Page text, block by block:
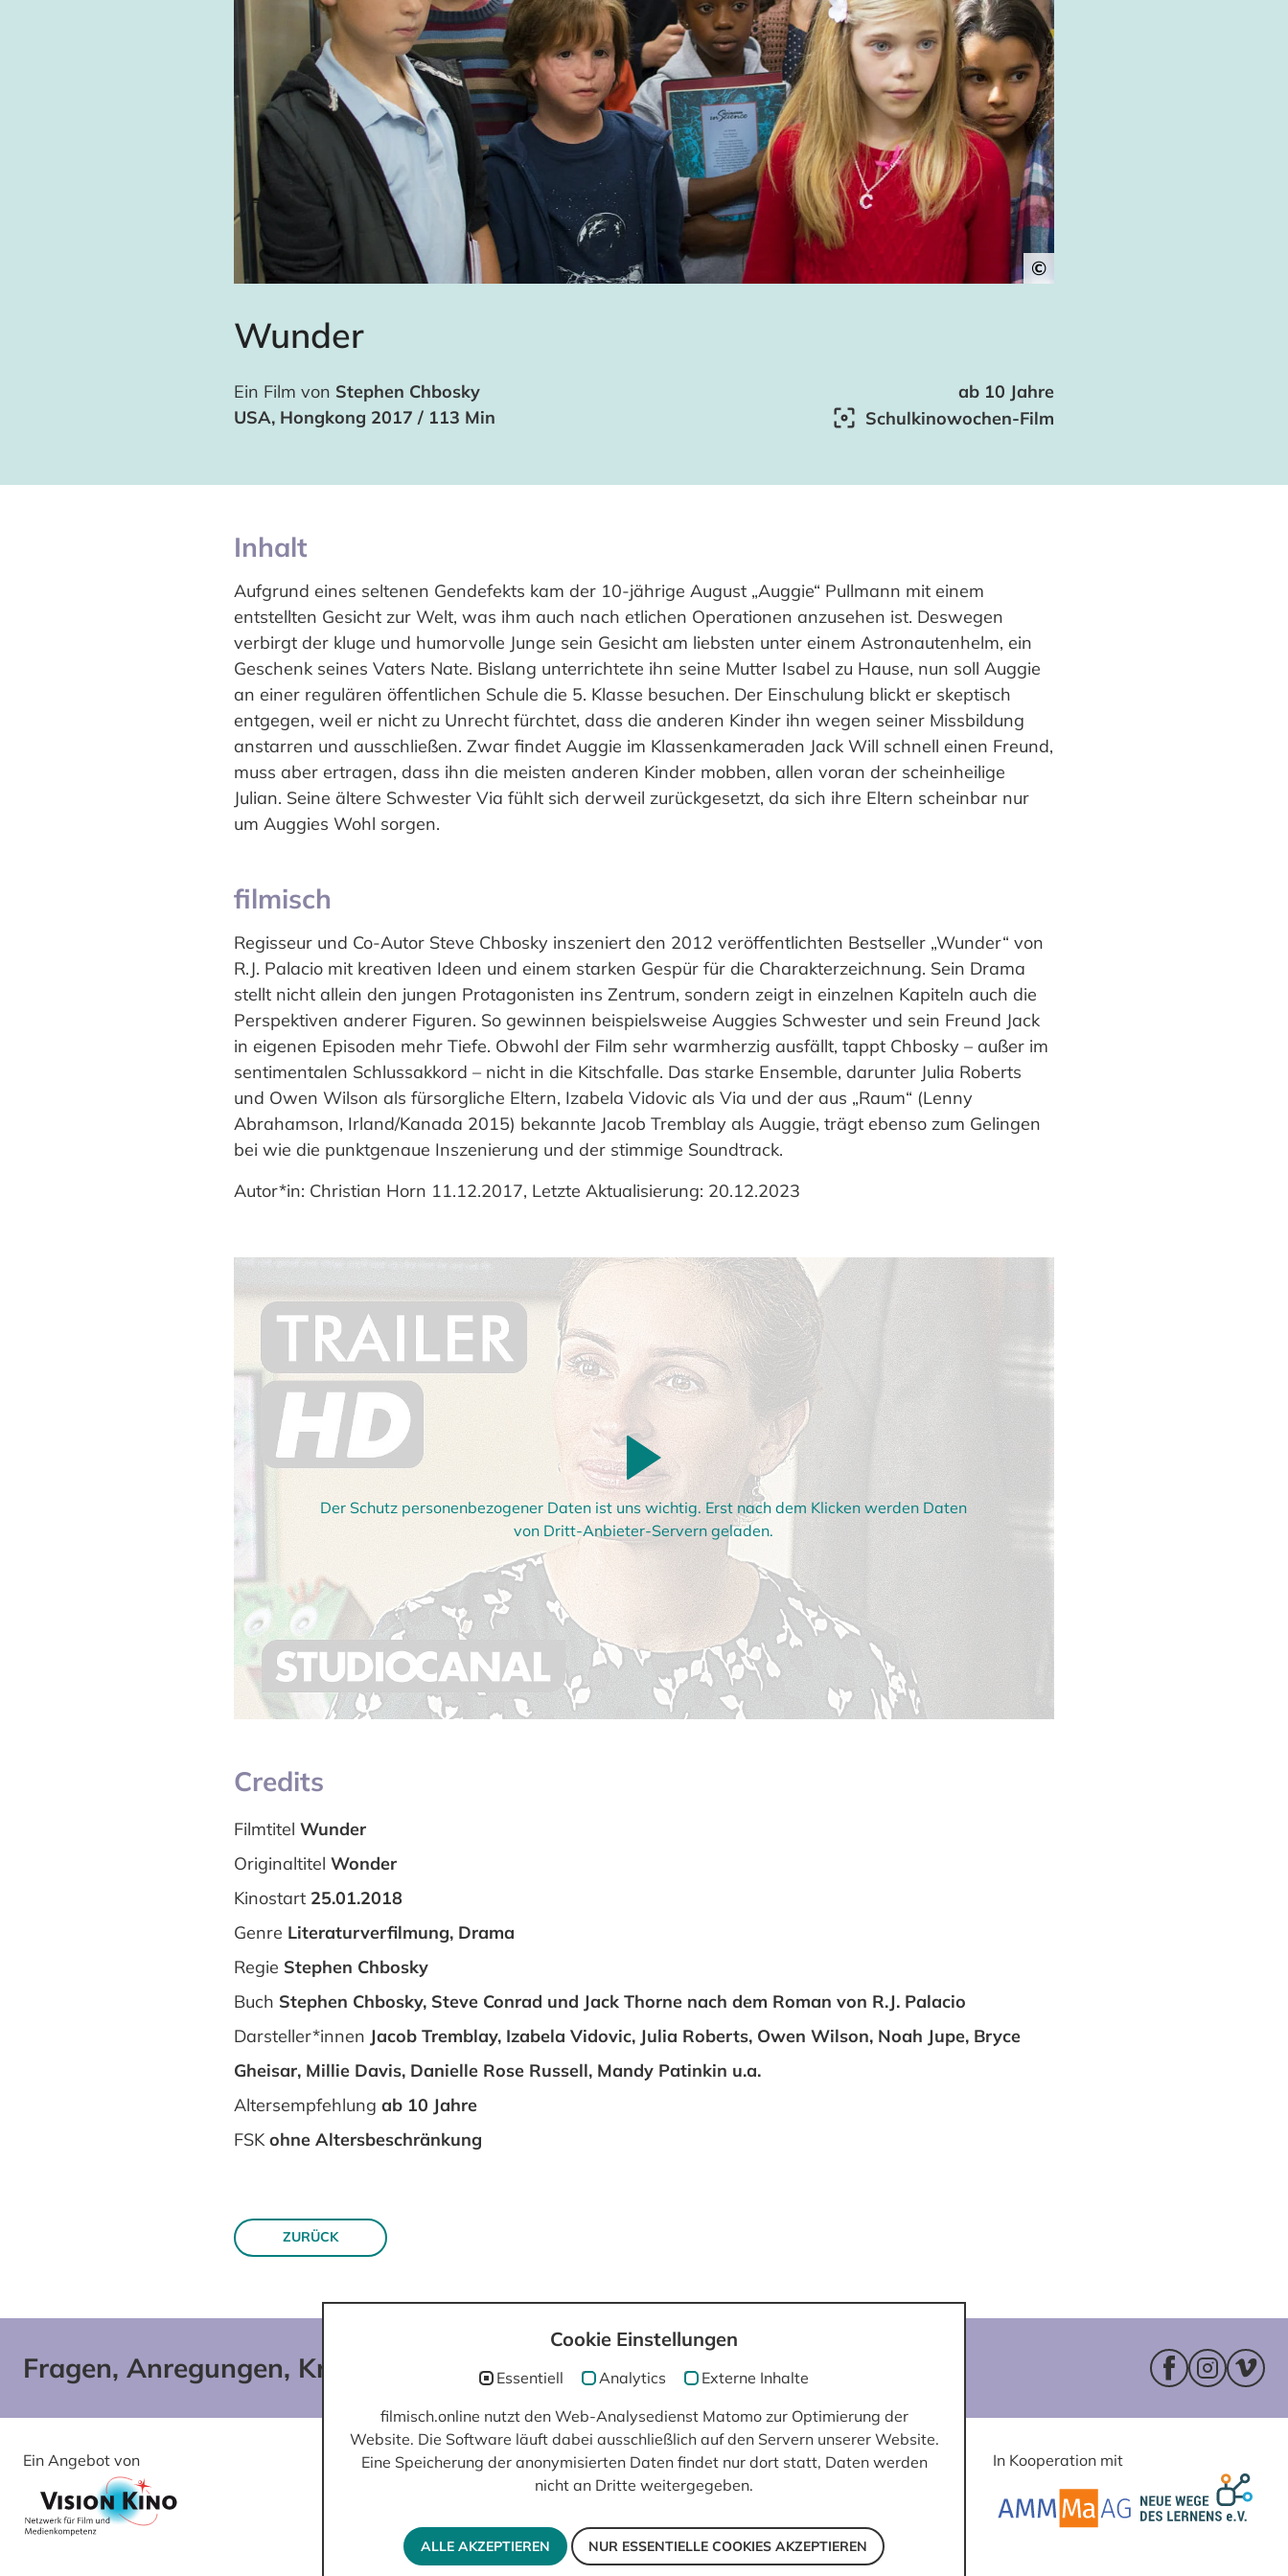
©
Wunder
Ein Film von Stephen Chbosky
USA, Hongkong 2017 / 113 Min
ab 10 Jahre
Schulkinowochen-Film
Inhalt
Aufgrund eines seltenen Gendefekts kam der 10-jährige August „Auggie“ Pullmann mit einem
entstellten Gesicht zur Welt, was ihm auch nach etlichen Operationen anzusehen ist. Deswegen
verbirgt der kluge und humorvolle Junge sein Gesicht am liebsten unter einem Astronautenhelm, ein
Geschenk seines Vaters Nate. Bislang unterrichtete ihn seine Mutter Isabel zu Hause, nun soll Auggie
an einer regulären öffentlichen Schule die 5. Klasse besuchen. Der Einschulung blickt er skeptisch
entgegen, weil er nicht zu Unrecht fürchtet, dass die anderen Kinder ihn wegen seiner Missbildung
anstarren und ausschließen. Zwar findet Auggie im Klassenkameraden Jack Will schnell einen Freund,
muss aber ertragen, dass ihn die meisten anderen Kinder mobben, allen voran der scheinheilige
Julian. Seine ältere Schwester Via fühlt sich derweil zurückgesetzt, da sich ihre Eltern scheinbar nur
um Auggies Wohl sorgen.
filmisch
Regisseur und Co-Autor Steve Chbosky inszeniert den 2012 veröffentlichten Bestseller „Wunder“ von
R.J. Palacio mit kreativen Ideen und einem starken Gespür für die Charakterzeichnung. Sein Drama
stellt nicht allein den jungen Protagonisten ins Zentrum, sondern zeigt in einzelnen Kapiteln auch die
Perspektiven anderer Figuren. So gewinnen beispielsweise Auggies Schwester und sein Freund Jack
in eigenen Episoden mehr Tiefe. Obwohl der Film sehr warmherzig ausfällt, tappt Chbosky – außer im
sentimentalen Schlussakkord – nicht in die Kitschfalle. Das starke Ensemble, darunter Julia Roberts
und Owen Wilson als fürsorgliche Eltern, Izabela Vidovic als Via und der aus „Raum“ (Lenny
Abrahamson, Irland/Kanada 2015) bekannte Jacob Tremblay als Auggie, trägt ebenso zum Gelingen
bei wie die punktgenaue Inszenierung und der stimmige Soundtrack.
Autor*in: Christian Horn 11.12.2017, Letzte Aktualisierung: 20.12.2023
Der Schutz personenbezogener Daten ist uns wichtig. Erst nach dem Klicken werden Daten
von Dritt-Anbieter-Servern geladen.
Credits
Filmtitel Wunder
Originaltitel Wonder
Kinostart 25.01.2018
Genre Literaturverfilmung, Drama
Regie Stephen Chbosky
Buch Stephen Chbosky, Steve Conrad und Jack Thorne nach dem Roman von R.J. Palacio
Darsteller*innen Jacob Tremblay, Izabela Vidovic, Julia Roberts, Owen Wilson, Noah Jupe, Bryce
Gheisar, Millie Davis, Danielle Rose Russell, Mandy Patinkin u.a.
Altersempfehlung ab 10 Jahre
FSK ohne Altersbeschränkung
ZURÜCK
Fragen, Anregungen, Kritik? post(at)filmisch.online
Ein Angebot von Gefördert von In Kooperation mit
Cookie Einstellungen
Essentiell Analytics Externe Inhalte
filmisch.online nutzt den Web-Analysedienst Matomo zur Optimierung der
Website. Die Software läuft dabei ausschließlich auf den Servern unserer Website.
Eine Speicherung der anonymisierten Daten findet nur dort statt, Daten werden
nicht an Dritte weitergegeben.
ALLE AKZEPTIEREN NUR ESSENTIELLE COOKIES AKZEPTIEREN